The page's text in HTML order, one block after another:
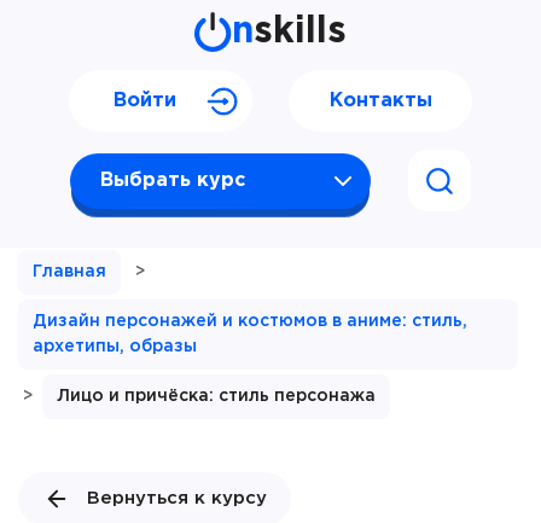
nskills
Выбрать курс
Войти Контакты
Главная >
Дизайн персонажей и костюмов в аниме: стиль,
архетипы, образы
> Лицо и причёска: стиль персонажа
Вернуться к курсу